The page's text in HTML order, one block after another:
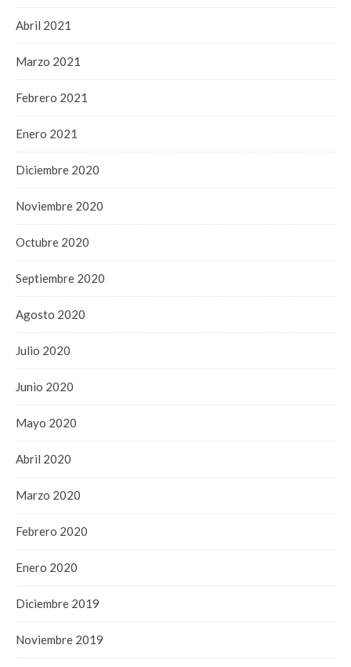
Abril 2021
Marzo 2021
Febrero 2021
Enero 2021
Diciembre 2020
Noviembre 2020
Octubre 2020
Septiembre 2020
Agosto 2020
Julio 2020
Junio 2020
Mayo 2020
Abril 2020
Marzo 2020
Febrero 2020
Enero 2020
Diciembre 2019
Noviembre 2019